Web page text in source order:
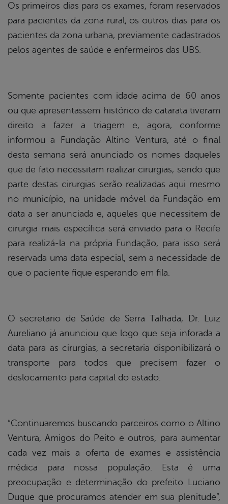
Os primeiros dias para os exames, foram reservados
para pacientes da zona rural, os outros dias para os
pacientes da zona urbana, previamente cadastrados
pelos agentes de saúde e enfermeiros das UBS.
Somente pacientes com idade acima de 60 anos
ou que apresentassem histórico de catarata tiveram
direito a fazer a triagem e, agora, conforme
informou a Fundação Altino Ventura, até o final
desta semana será anunciado os nomes daqueles
que de fato necessitam realizar cirurgias, sendo que
parte destas cirurgias serão realizadas aqui mesmo
no município, na unidade móvel da Fundação em
data a ser anunciada e, aqueles que necessitem de
cirurgia mais específica será enviado para o Recife
para realizá-la na própria Fundação, para isso será
reservada uma data especial, sem a necessidade de
que o paciente fique esperando em fila.
O secretario de Saúde de Serra Talhada, Dr. Luiz
Aureliano já anunciou que logo que seja inforada a
data para as cirurgias, a secretaria disponibilizará o
transporte para todos que precisem fazer o
deslocamento para capital do estado.
“Continuaremos buscando parceiros como o Altino
Ventura, Amigos do Peito e outros, para aumentar
cada vez mais a oferta de exames e assistência
médica para nossa população. Esta é uma
preocupação e determinação do prefeito Luciano
Duque que procuramos atender em sua plenitude”,